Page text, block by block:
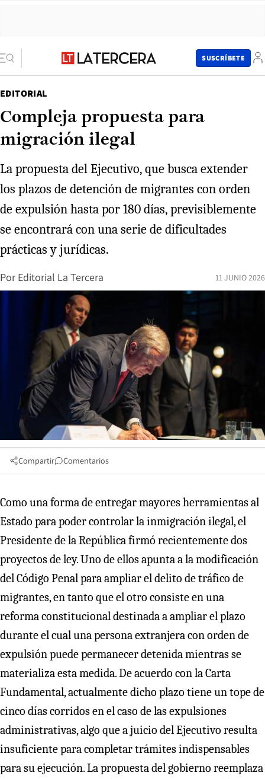
SUSCRÍBETE
EDITORIAL
Compleja propuesta para
migración ilegal
La propuesta del Ejecutivo, que busca extender
los plazos de detención de migrantes con orden
de expulsión hasta por 180 días, previsiblemente
se encontrará con una serie de dificultades
prácticas y jurídicas.
Por Editorial La Tercera 11 JUNIO 2026
Compartir Comentarios
Como una forma de entregar mayores herramientas al
Estado para poder controlar la inmigración ilegal, el
Presidente de la República firmó recientemente dos
proyectos de ley. Uno de ellos apunta a la modificación
del Código Penal para ampliar el delito de tráfico de
migrantes, en tanto que el otro consiste en una
reforma constitucional destinada a ampliar el plazo
durante el cual una persona extranjera con orden de
expulsión puede permanecer detenida mientras se
materializa esta medida. De acuerdo con la Carta
Fundamental, actualmente dicho plazo tiene un tope de
cinco días corridos en el caso de las expulsiones
administrativas, algo que a juicio del Ejecutivo resulta
insuficiente para completar trámites indispensables
para su ejecución. La propuesta del gobierno reemplaza